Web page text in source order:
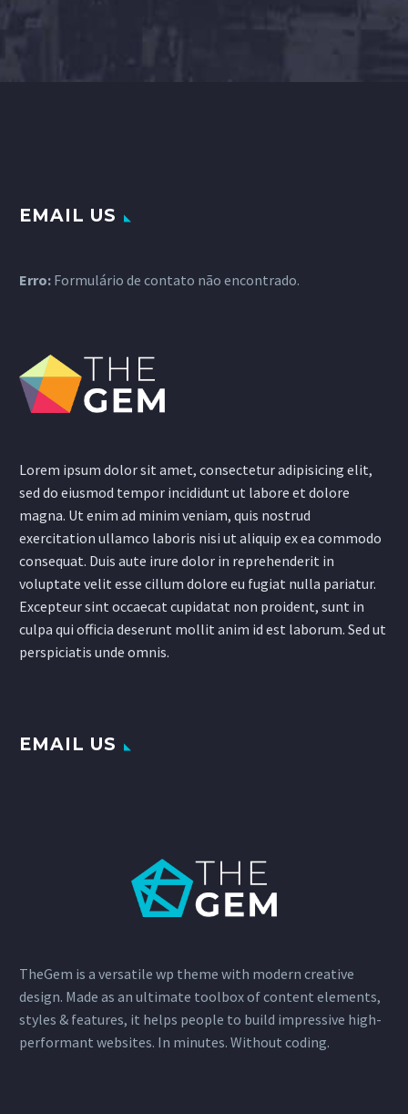
EMAIL US
Erro: Formulário de contato não encontrado.
Lorem ipsum dolor sit amet, consectetur adipisicing elit,
sed do eiusmod tempor incididunt ut labore et dolore
magna. Ut enim ad minim veniam, quis nostrud
exercitation ullamco laboris nisi ut aliquip ex ea commodo
consequat. Duis aute irure dolor in reprehenderit in
voluptate velit esse cillum dolore eu fugiat nulla pariatur.
Excepteur sint occaecat cupidatat non proident, sunt in
culpa qui officia deserunt mollit anim id est laborum. Sed ut
perspiciatis unde omnis.
EMAIL US
TheGem is a versatile wp theme with modern creative
design. Made as an ultimate toolbox of content elements,
styles & features, it helps people to build impressive high-
performant websites. In minutes. Without coding.